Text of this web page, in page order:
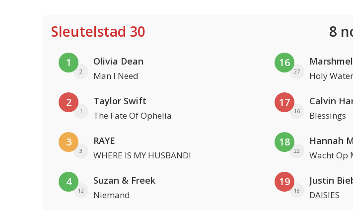
Sleutelstad 30 8
1
2
Olivia Dean
Man I Need
2
1
Taylor Swift
The Fate Of Ophelia
3
3
RAYE
WHERE IS MY HUSBAND!
4
12
Suzan & Freek
Niemand
16
27 Holy Water
17
16
Calvin
Blessings
18
22
Hannah
Wacht Op
19
18
Justin
DAISIES